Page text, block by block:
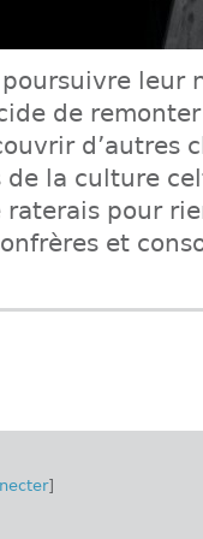
poursuivre leur
de
d’autres
de la culture
raterais pour
et
]